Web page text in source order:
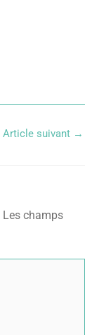
Article suivant →
Les champs